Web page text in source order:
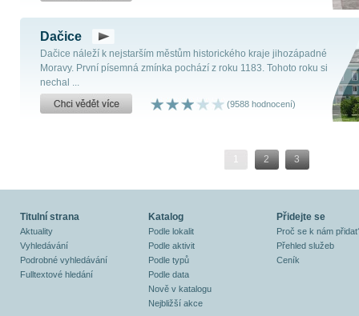
Dačice
Dačice náleží k nejstarším městům historického kraje jihozápadné
Moravy. První písemná zmínka pochází z roku 1183. Tohoto roku si
nechal ...
(9588 hodnocení)
1 2 3
Titulní strana
Aktuality
Vyhledávání
Podrobné vyhledávání
Fulltextové hledání
Katalog
Podle lokalit
Podle aktivit
Podle typů
Podle data
Nově v katalogu
Nejbližší akce
Přidejte se
Proč se k nám
Přehled služeb
Ceník